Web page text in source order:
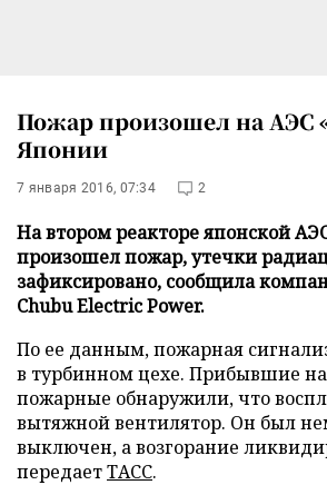
Пожар произошел на АЭС
Японии
7 января 2016, 07:34 2
На втором реакторе японской
произошел пожар, утечки
зафиксировано, сообщила
Chubu Electric Power.
По ее данным, пожарная
в турбинном цехе. Прибывшие
пожарные обнаружили, что
вытяжной вентилятор. Он был
выключен, а возгорание
передаетТАСС.